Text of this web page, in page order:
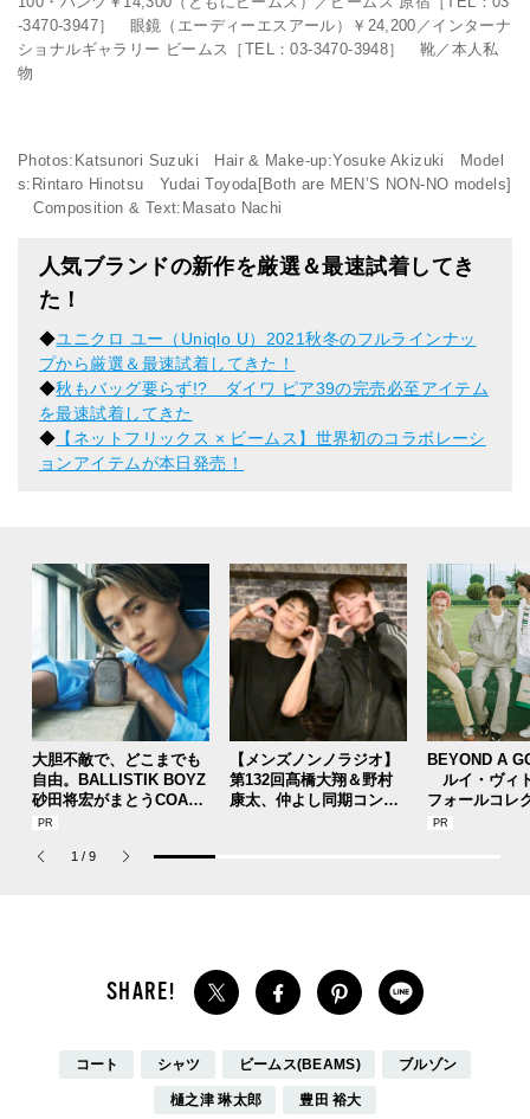
-3470-3947］ 眼鏡（エーディーエスアール）￥24,200／インターナ
ショナルギャラリー ビームス［TEL：03-3470-3948］ 靴／本人私
物
Photos:Katsunori Suzuki Hair & Make-up:Yosuke Akizuki Model
s:Rintaro Hinotsu Yudai Toyoda[Both are MEN’S NON-NO models]
Composition & Text:Masato Nachi
人気ブランドの新作を厳選＆最速試着してき
た！
◆ユニクロ ユー（Uniqlo U）2021秋冬のフルラインナッ
プから厳選＆最速試着してきた！
◆秋もバッグ要らず!? ダイワ ピア39の完売必至アイテム
を最速試着してきた
◆ 【ネットフリックス × ビームス】世界初のコラボレーシ
ョンアイテムが本日発売！
大胆不敵で、どこまでも
自由。BALLISTIK BOYZ
砂田将宏がまとうCOACH
の新作フレグランス「コ
パルファム」
【メンズノンノラジオ】
第132回髙橋大翔＆野村
康太、仲よし同期コンビ
BEYOND A
ルイ・ヴィ
フォールコレ
描くプレッピ
1 / 9
コート シャツ ビームス(BEAMS) ブルゾン
樋之津 琳太郎 豊田 裕大